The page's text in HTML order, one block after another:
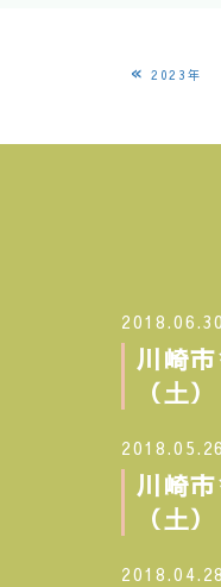
«2023年
2018.06.30
川崎
（土）
2018.05.26
川崎
（土）
2018.04.28